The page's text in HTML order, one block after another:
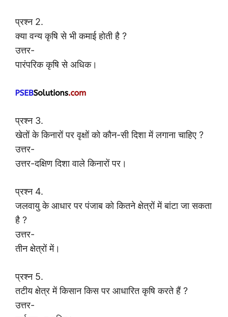
प्रश्न 2.
क्या वन्य कृषि से भी कमाई होती है ?
उत्तर-
पारंपरिक कृषि से अधिक।
प्रश्न 3.
खेतों के किनारों पर वृक्षों को कौन-सी दिशा में लगाना चाहिए ?
उत्तर-
उत्तर-दक्षिण दिशा वाले किनारों पर।
प्रश्न 4.
जलवायु के आधार पर पंजाब को कितने क्षेत्रों में बांटा जा सकता
है ?
उत्तर-
तीन क्षेत्रों में।
प्रश्न 5.
तटीय क्षेत्र में किसान किस पर आधारित कृषि करते हैं ?
उत्तर-